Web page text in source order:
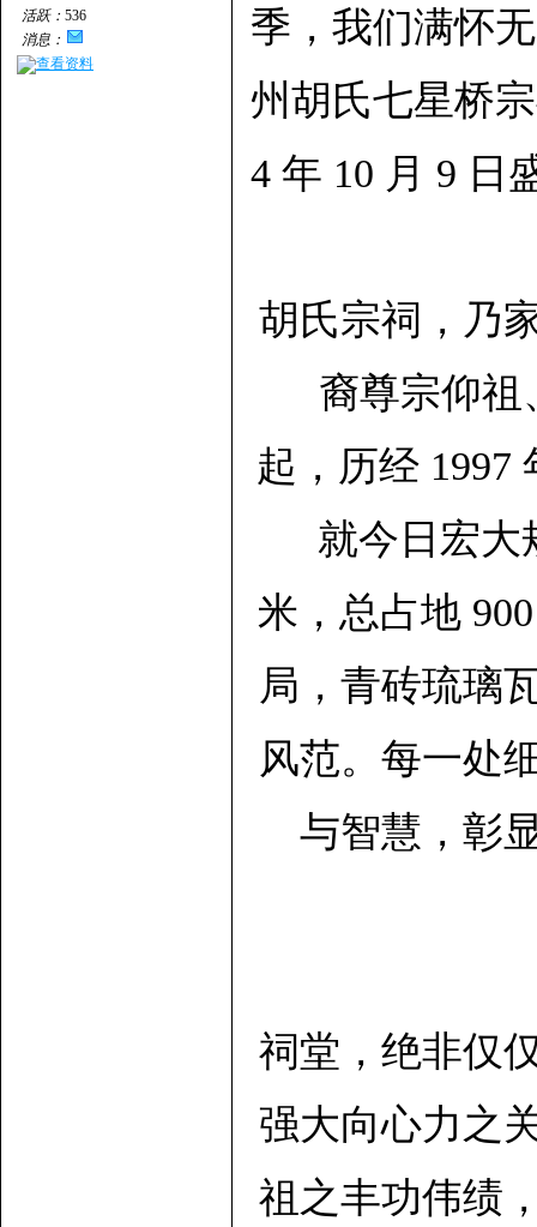
活跃： 536
消息：
查看资料
季，我们满怀
州胡氏七星桥
4 年 10 月 9 日
胡氏宗祠，乃
裔尊宗仰祖
起，历经 1997
就今日宏大
米，总占地
局，青砖琉璃
风范。每一处
与智慧，彰
祠堂，绝非仅
强大向心力之
祖之丰功伟绩